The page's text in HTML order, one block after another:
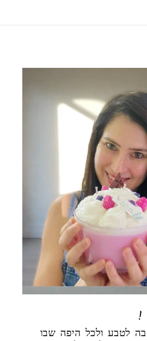
הסיפור שלי מתחיל באהבה לטבע ולכל היפה שבו